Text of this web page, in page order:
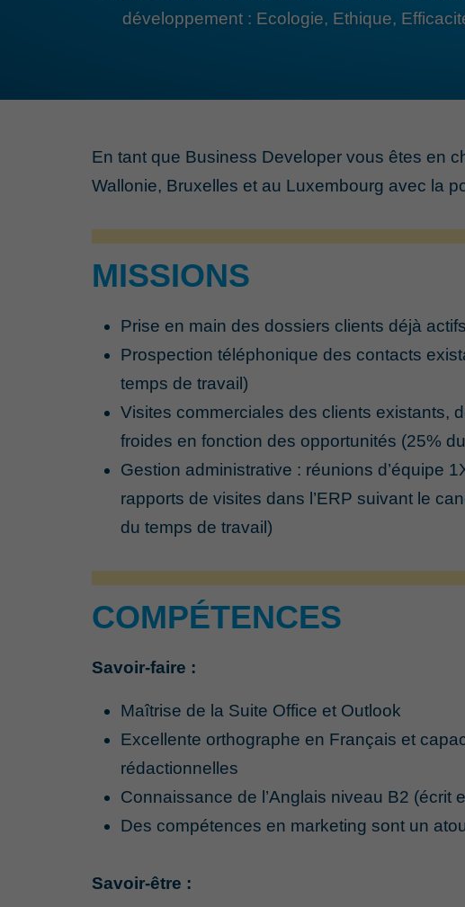
développement : Ecologie, Ethique,
En tant que Business Developer vous êtes en
Wallonie, Bruxelles et au Luxembourg avec la
MISSIONS
Prise en main des dossiers clients déjà
Prospection téléphonique des contacts
temps de travail)
Visites commerciales des clients existants,
froides en fonction des opportunités (25%
Gestion administrative : réunions d’équipe
rapports de visites dans l’ERP suivant le
du temps de travail)
COMPÉTENCES
Savoir-faire :
Maîtrise de la Suite Office et Outlook
Excellente orthographe en Français et
rédactionnelles
Connaissance de l’Anglais niveau B2 (écrit
Des compétences en marketing sont un
Savoir-être :